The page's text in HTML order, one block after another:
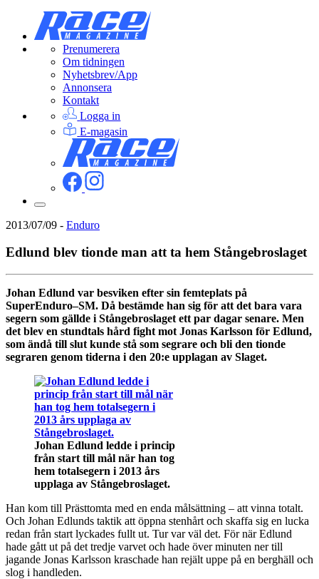
Prenumerera
Om tidningen
Nyhetsbrev/App
Annonsera
Kontakt
Logga in
E-magasin
2013/07/09 - Enduro
Edlund blev tionde man att ta hem Stångebroslaget
Johan Edlund var besviken efter sin femteplats på
SuperEnduro–SM. Då bestämde han sig för att det bara vara
segern som gällde i Stångebroslaget ett par dagar senare. Men
det blev en stundtals hård fight mot Jonas Karlsson för Edlund,
som ändå till slut kunde stå som segrare och bli den tionde
segraren genom tiderna i den 20:e upplagan av Slaget.
Johan Edlund ledde i princip
från start till mål när han tog
hem totalsegern i 2013 års
upplaga av Stångebroslaget.
Han kom till Prästtomta med en enda målsättning – att vinna totalt.
Och Johan Edlunds taktik att öppna stenhårt och skaffa sig en lucka
redan från start lyckades fullt ut. Tur var väl det. För när Edlund
hade gått ut på det tredje varvet och hade över minuten ner till
jagande Jonas Karlsson kraschade han rejält uppe på en berghäll och
slog i handleden.